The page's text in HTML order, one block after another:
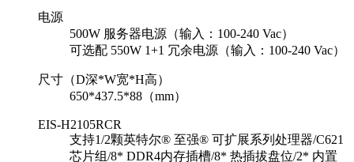
电源
500W 服务器电源（输入：100-240 Vac）
可选配 550W 1+1 冗余电源（输入：100-240 Vac）
尺寸（D深*W宽*H高）
650*437.5*88（mm）
EIS-H2105RCR
支持1/2颗英特尔® 至强® 可扩展系列处理器/C621
芯片组/8* DDR4内存插槽/8* 热插拔盘位/2* 内置